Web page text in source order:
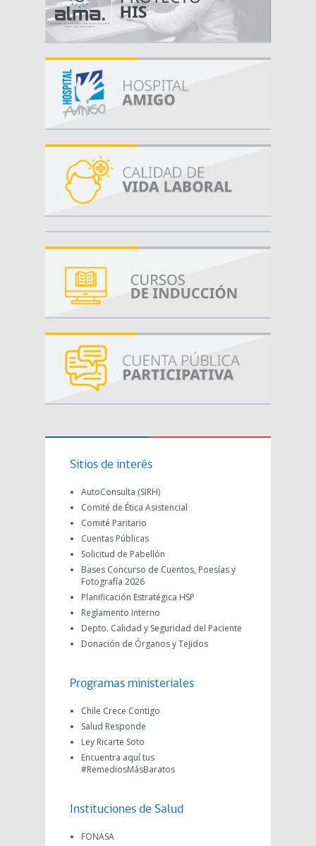
Sitios de interés
AutoConsulta (SIRH)
Comité de Ética Asistencial
Comité Paritario
Cuentas Públicas
Solicitud de Pabellón
Bases Concurso de Cuentos, Poesías y
Fotografía 2026
Planificación Estratégica HSP
Reglamento Interno
Depto. Calidad y Seguridad del Paciente
Donación de Órganos y Tejidos
Programas ministeriales
Chile Crece Contigo
Salud Responde
Ley Ricarte Soto
Encuentra aquí tus
#RemediosMásBaratos
Instituciones de Salud
FONASA